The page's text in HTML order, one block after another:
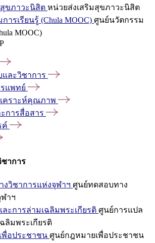
ขภาวะนิสิต หน่วยส่งเสริมสุขภาวะนิสิต
ารเรียนรู้ (Chula MOOC) ศูนย์นวัตกรรม
MOOC)
ละวิชาการ
แพทย์
คราะห์คุณภาพ
การสื่อสาร
ค์
าการ
วิชาการแห่งจุฬาฯ ศูนย์ทดสอบทาง
าฯ
ะการล่ามเฉลิมพระเกียรติ ศูนย์การแปล
ลิมพระเกียรติ
พื่อประชาชน ศูนย์กฎหมายเพื่อประชาชน